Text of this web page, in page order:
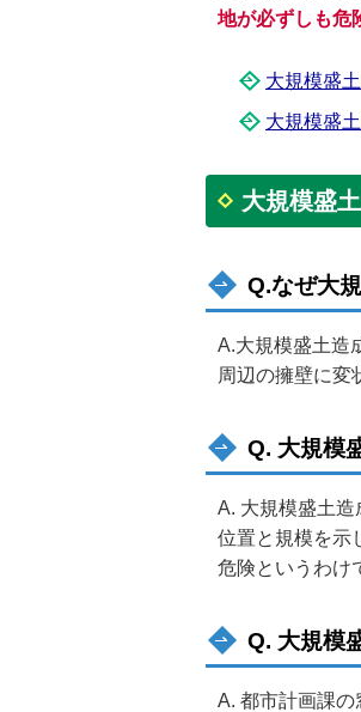
地が必ずしも危
大規模盛
大規模盛
大規模盛
Q.なぜ大
A.大規模盛土造
周辺の擁壁に変
Q. 大規模
A. 大規模盛土
位置と規模を示
危険というわけ
Q. 大規模
A. 都市計画課の